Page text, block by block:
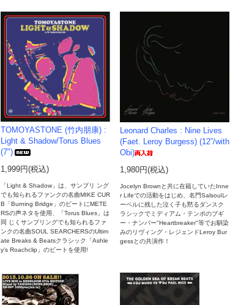
TOMOYASTONE (竹内朋康) :
Light & Shadow/Torus Blues
(7")
1,999円(税込)
「Light & Shadow」は、サンプリ ング
でも知られるファンクの名曲MIKE CUR
B「Burning Bridge」のビートにMETE
RSの声ネタを使用、「Torus Blues」は
同 じくサンプリングでも知られるファ
ンクの名曲SOUL SEARCHERSのUltim
ate Breaks & Beatsクラシック「Ashle
y's Roachclip」のビートを使用!
Leonard Charles : Nine Lives
(Faet. Leroy Burgess) (12”/with
Obi)
1,980円(税込)
Jocelyn Brownと共に在籍していたInne
r Lifeでの活動をはじめ、名門Salsoulレ
ーベルに残した泣く子も黙るダンスク
ラシックでミディアム・テンポのブギ
ー・ナンバー"Heartbreaker"等でお馴染
みのリヴィング・レジェンドLeroy Bur
gessとの共演作！